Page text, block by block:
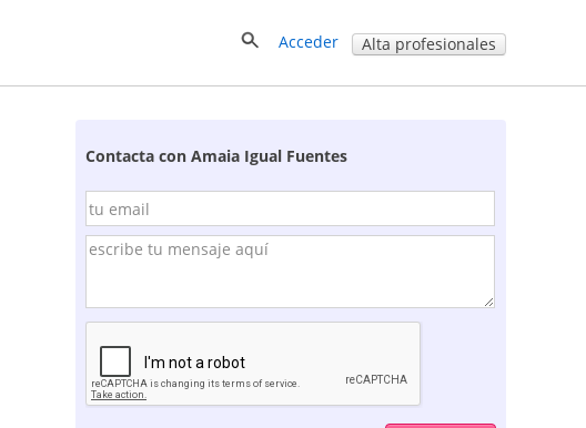
Acceder Alta profesionales
Contacta con Amaia Igual Fuentes